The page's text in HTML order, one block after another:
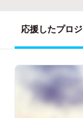
応援したプロ